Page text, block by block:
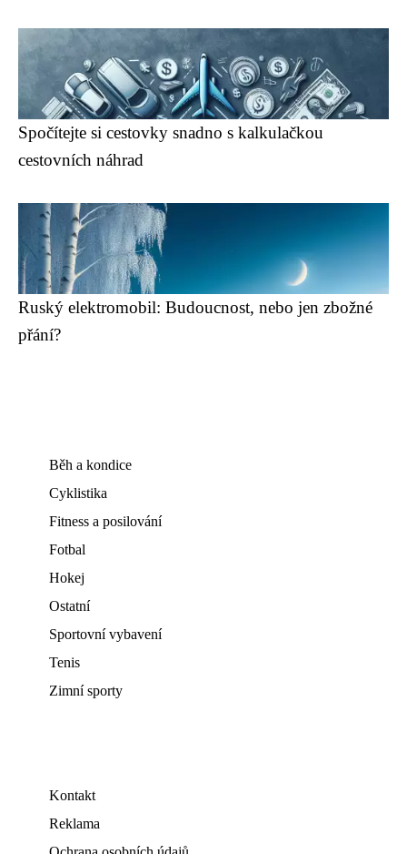
Spočítejte si cestovky snadno s kalkulačkou
cestovních náhrad
Ruský elektromobil: Budoucnost, nebo jen zbožné
přání?
Běh a kondice
Cyklistika
Fitness a posilování
Fotbal
Hokej
Ostatní
Sportovní vybavení
Tenis
Zimní sporty
Kontakt
Reklama